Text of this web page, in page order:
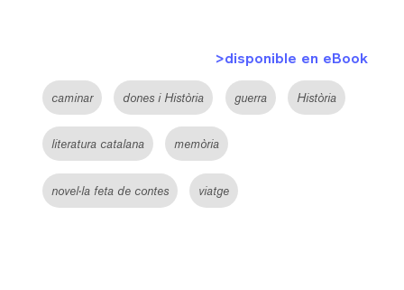
>disponible en eBook
caminar dones i Història guerra Història
literatura catalana memòria
novel·la feta de contes viatge